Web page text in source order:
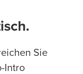
Sie
Intro